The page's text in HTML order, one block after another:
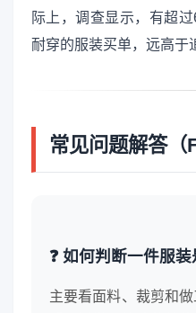
际上，调查显示，有超
耐穿的服装买单，远高于
常见问题解答（
❓ 如何判断一件服
主要看面料、裁剪和